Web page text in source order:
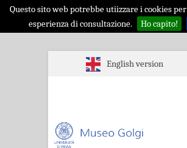
Questo sito web potrebbe utiizzare i cookies
esperienza di consultazione.
Ho capito!
English version